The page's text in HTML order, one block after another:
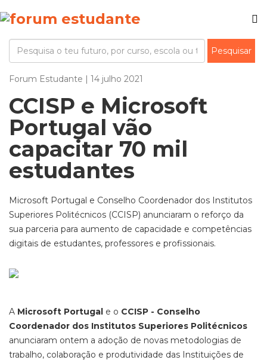
Forum Estudante | 14 julho 2021
CCISP e Microsoft
Portugal vão
capacitar 70 mil
estudantes
Microsoft Portugal e Conselho Coordenador dos Institutos
Superiores Politécnicos (CCISP) anunciaram o reforço da
sua parceria para aumento de capacidade e competências
digitais de estudantes, professores e profissionais.
A Microsoft Portugal e o CCISP - Conselho
Coordenador dos Institutos Superiores Politécnicos
anunciaram ontem a adoção de novas metodologias de
trabalho, colaboração e produtividade das Instituições de